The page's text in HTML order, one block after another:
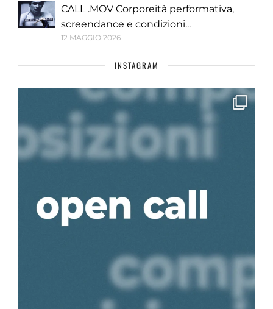
CALL .MOV Corporeità performativa,
screendance e condizioni...
12 MAGGIO 2026
INSTAGRAM